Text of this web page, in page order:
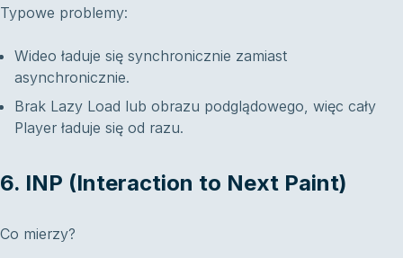
Typowe problemy:
Wideo ładuje się synchronicznie zamiast
asynchronicznie.
Brak Lazy Load lub obrazu podglądowego, więc cały
Player ładuje się od razu.
6. INP (Interaction to Next Paint)
Co mierzy?